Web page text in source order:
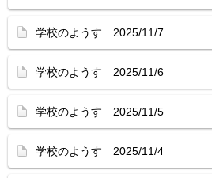
学校のようす 2025/11/7
学校のようす 2025/11/6
学校のようす 2025/11/5
学校のようす 2025/11/4